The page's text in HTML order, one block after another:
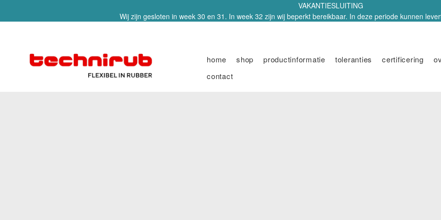
VAKANTIESLUITING
Wij zijn gesloten in week 30 en 31. In week 32 zijn wij beperkt bereikbaar. In deze periode kunnen
home shop productinformatie toleranties certificering
contact